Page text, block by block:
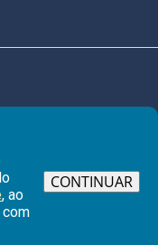
DE MARIA | Todos os
, ao
com
CONTINUAR